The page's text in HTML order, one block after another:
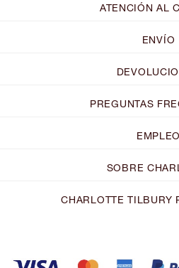
ATENCIÓN AL
ENVÍO
PREGUNTAS
EMPLEO
SOBRE
CHARLOTTE TILBURY